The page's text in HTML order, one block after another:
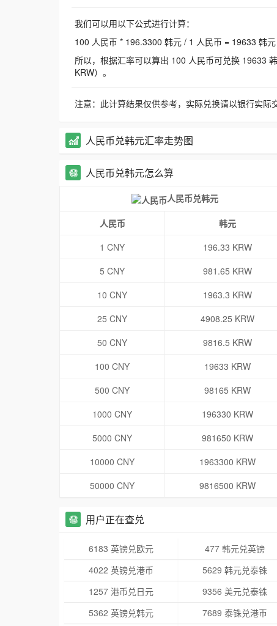
我们可以用以下公式进行计算：
100 人民币 * 196.3300 韩元 / 1 人民币 = 19633 韩元
所以，根据汇率可以算出 100 人民币可兑换 19633
KRW）。
注意：此计算结果仅供参考，实际兑换请以银行实际
人民币兑韩元汇率走势图
人民币兑韩元怎么算
人民币兑韩元
人民币 韩元
1 CNY
196.33 KRW
5 CNY
981.65 KRW
10 CNY
1963.3 KRW
25 CNY
4908.25 KRW
50 CNY
9816.5 KRW
100 CNY
19633 KRW
500 CNY
98165 KRW
1000 CNY
196330 KRW
5000 CNY
981650 KRW
10000 CNY
1963300 KRW
50000 CNY
9816500 KRW
用户正在查兑
6183 英镑兑欧元 477 韩元兑英镑
4022 英镑兑港币
5629 韩元兑泰铢
1257 港币兑日元
9356 美元兑泰铢
5362 英镑兑韩元
7689 泰铢兑港币